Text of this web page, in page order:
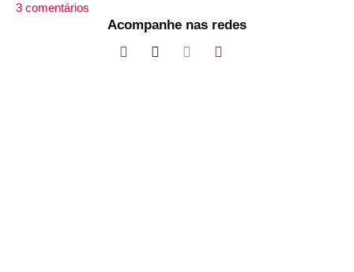
3 comentários
Acompanhe nas redes